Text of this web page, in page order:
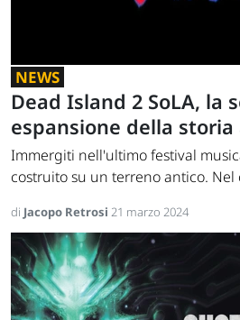
NEWS
Dead Island 2 SoLA, la
espansione della
Immergiti nell'ultimo festival
costruito su un terreno antico. Nel
di Jacopo Retrosi 21 marzo 2024